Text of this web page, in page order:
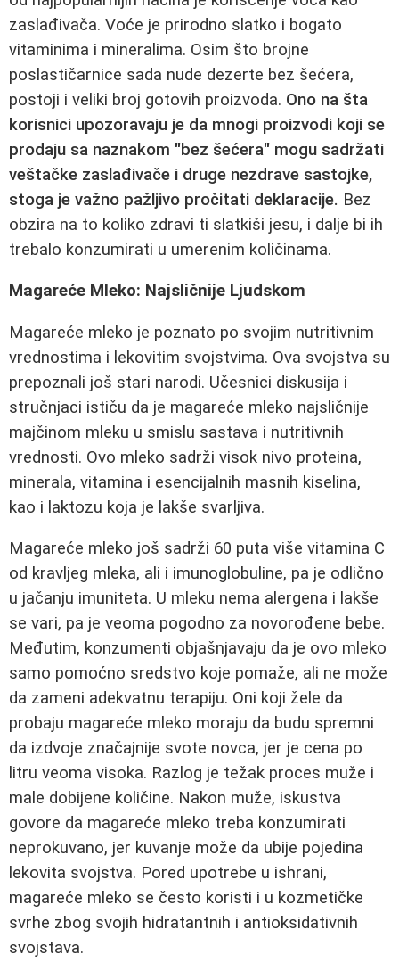
zaslađivača. Voće je prirodno slatko i bogato
vitaminima i mineralima. Osim što brojne
poslastičarnice sada nude dezerte bez šećera,
postoji i veliki broj gotovih proizvoda. Ono na šta
korisnici upozoravaju je da mnogi proizvodi koji se
prodaju sa naznakom "bez šećera" mogu sadržati
veštačke zaslađivače i druge nezdrave sastojke,
stoga je važno pažljivo pročitati deklaracije. Bez
obzira na to koliko zdravi ti slatkiši jesu, i dalje bi ih
trebalo konzumirati u umerenim količinama.
Magareće Mleko: Najsličnije Ljudskom
Magareće mleko je poznato po svojim nutritivnim
vrednostima i lekovitim svojstvima. Ova svojstva su
prepoznali još stari narodi. Učesnici diskusija i
stručnjaci ističu da je magareće mleko najsličnije
majčinom mleku u smislu sastava i nutritivnih
vrednosti. Ovo mleko sadrži visok nivo proteina,
minerala, vitamina i esencijalnih masnih kiselina,
kao i laktozu koja je lakše svarljiva.
Magareće mleko još sadrži 60 puta više vitamina C
od kravljeg mleka, ali i imunoglobuline, pa je odlično
u jačanju imuniteta. U mleku nema alergena i lakše
se vari, pa je veoma pogodno za novorođene bebe.
Međutim, konzumenti objašnjavaju da je ovo mleko
samo pomoćno sredstvo koje pomaže, ali ne može
da zameni adekvatnu terapiju. Oni koji žele da
probaju magareće mleko moraju da budu spremni
da izdvoje značajnije svote novca, jer je cena po
litru veoma visoka. Razlog je težak proces muže i
male dobijene količine. Nakon muže, iskustva
govore da magareće mleko treba konzumirati
neprokuvano, jer kuvanje može da ubije pojedina
lekovita svojstva. Pored upotrebe u ishrani,
magareće mleko se često koristi i u kozmetičke
svrhe zbog svojih hidratantnih i antioksidativnih
svojstava.